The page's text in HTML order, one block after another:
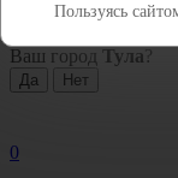
Посмотреть все
Ваш город Тула ?
0
Пользуясь